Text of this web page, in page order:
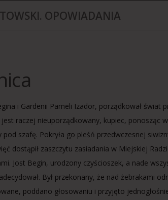
OPOWIADANIA
i Gardenii Pameli Izador, porządkował
raczej nieuporządkowany, kupiec, ponosząc
pod szafę. Pokryła go pleśń przedwczesnej
dostąpił zaszczytu zasiadania w Miejskiej
Jost Begin, urodzony czyścioszek, a nade
Był przekonany, że nad żebrakami
poddano głosowaniu i przyjęto